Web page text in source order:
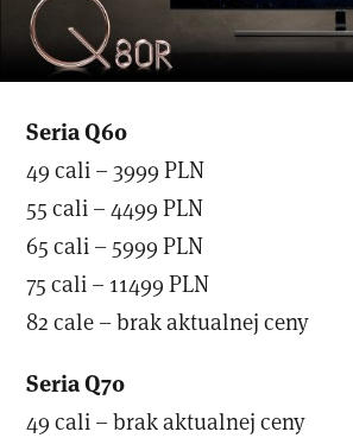
Seria Q60
49 cali – 3999 PLN
55 cali – 4499 PLN
65 cali – 5999 PLN
75 cali – 11499 PLN
82 cale – brak aktualnej ceny
Seria Q70
49 cali – brak aktualnej ceny